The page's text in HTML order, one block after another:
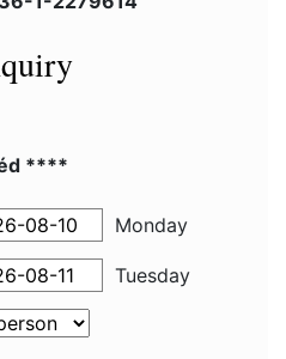
****
Monday
Tuesday